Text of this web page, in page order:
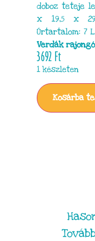
doboz teteje
x 19,5 x
Űrtartalom: 7
Verdák
3692Ft
1 készleten
Kosárba